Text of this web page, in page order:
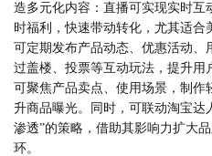
造多元化内容：直播可实现实时互
时福利，快速带动转化，尤其适合
可定期发布产品动态、优惠活动、
过盖楼、投票等互动玩法，提升用
可聚焦产品卖点、使用场景，制作
升商品曝光。同时，可联动淘宝达
渗透”的策略，借助其影响力扩大
环。